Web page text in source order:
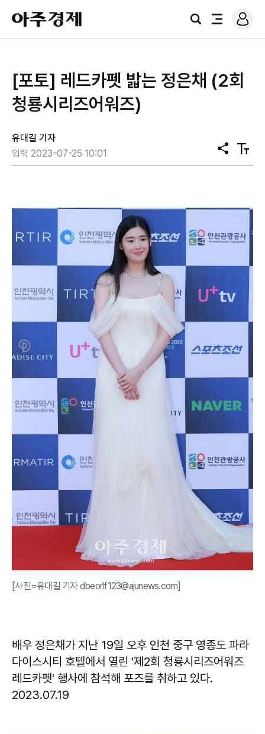
아
주
경
검
전
로
그
[포토] 레드카펫 밟는 정은채 (2회
청룡시리즈어워즈)
유대길 기자
입력 2023-07-25 10:01
공
유
텍
스
[사진=유대길 기자 dbeorlf123@ajunews.com]
배우 정은채가 지난 19일 오후 인천 중구 영종도 파라
다이스시티 호텔에서 열린 '제2회 청룡시리즈어워즈
레드카펫' 행사에 참석해 포즈를 취하고 있다.
2023.07.19